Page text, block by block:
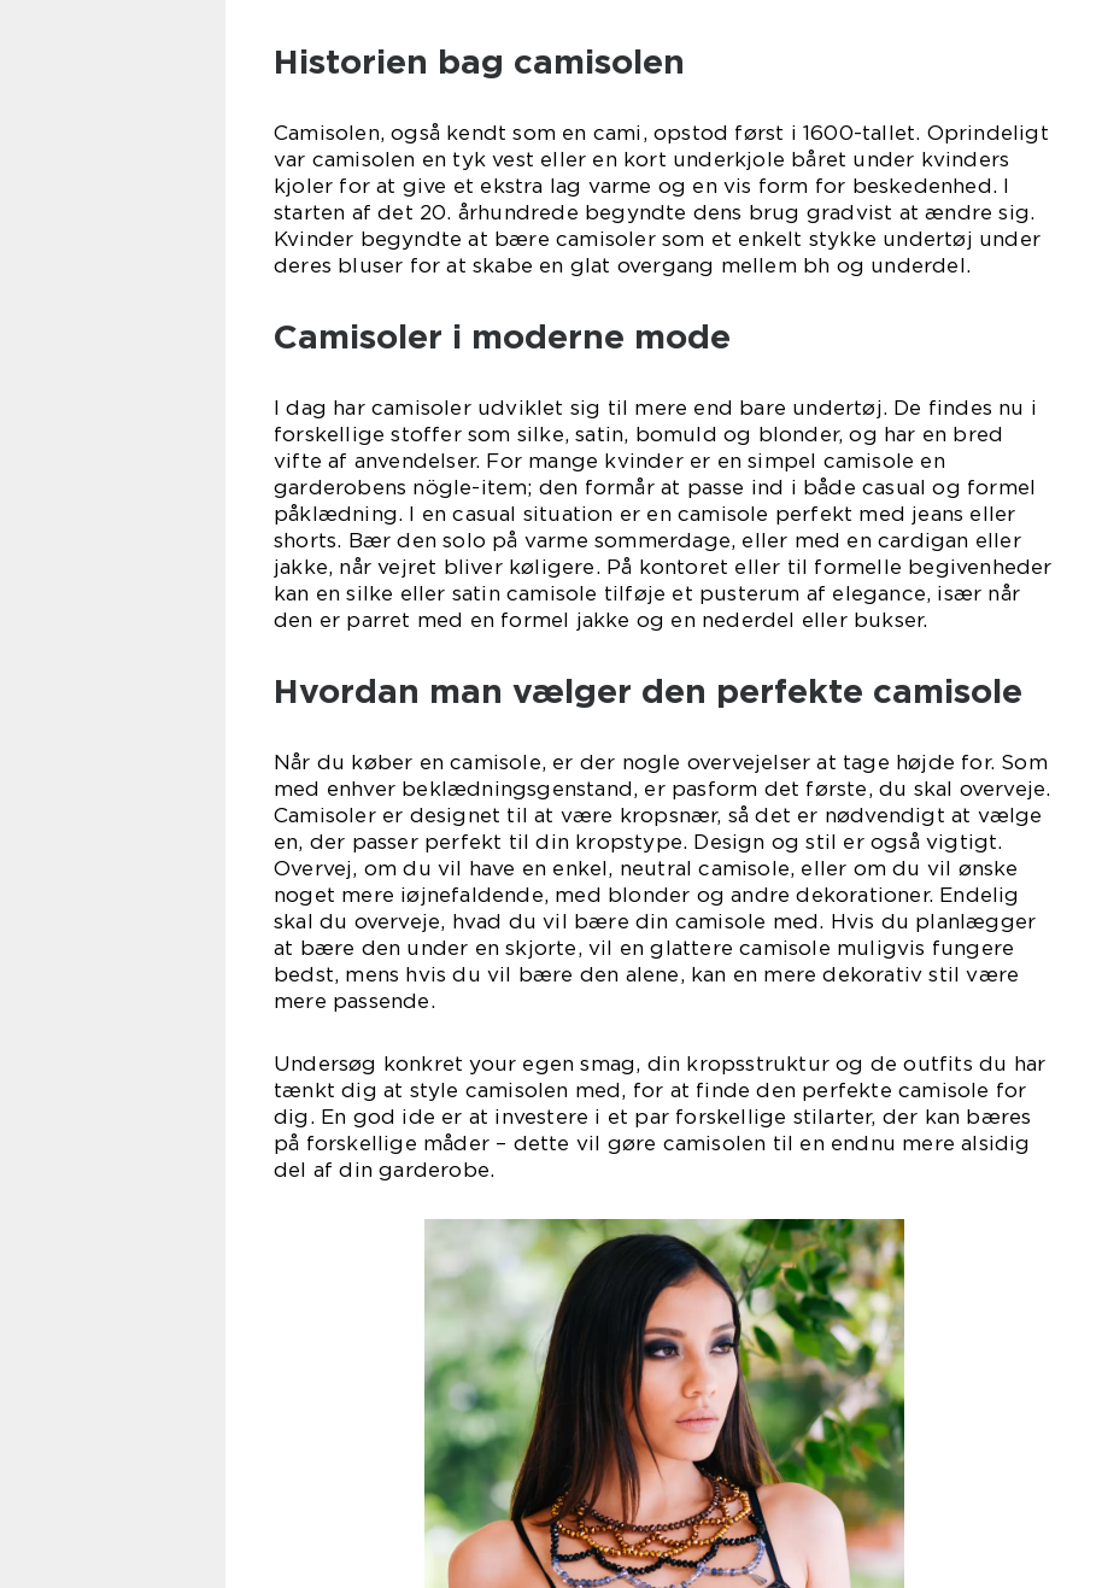
Historien bag camisolen
Camisolen, også kendt som en cami, opstod først i 1600-tallet. Oprindeligt
var camisolen en tyk vest eller en kort underkjole båret under kvinders
kjoler for at give et ekstra lag varme og en vis form for beskedenhed. I
starten af det 20. århundrede begyndte dens brug gradvist at ændre sig.
Kvinder begyndte at bære camisoler som et enkelt stykke undertøj under
deres bluser for at skabe en glat overgang mellem bh og underdel.
Camisoler i moderne mode
I dag har camisoler udviklet sig til mere end bare undertøj. De findes nu i
forskellige stoffer som silke, satin, bomuld og blonder, og har en bred
vifte af anvendelser. For mange kvinder er en simpel camisole en
garderobens nögle-item; den formår at passe ind i både casual og formel
påklædning. I en casual situation er en camisole perfekt med jeans eller
shorts. Bær den solo på varme sommerdage, eller med en cardigan eller
jakke, når vejret bliver køligere. På kontoret eller til formelle begivenheder
kan en silke eller satin camisole tilføje et pusterum af elegance, især når
den er parret med en formel jakke og en nederdel eller bukser.
Hvordan man vælger den perfekte camisole
Når du køber en camisole, er der nogle overvejelser at tage højde for. Som
med enhver beklædningsgenstand, er pasform det første, du skal overveje.
Camisoler er designet til at være kropsnær, så det er nødvendigt at vælge
en, der passer perfekt til din kropstype. Design og stil er også vigtigt.
Overvej, om du vil have en enkel, neutral camisole, eller om du vil ønske
noget mere iøjnefaldende, med blonder og andre dekorationer. Endelig
skal du overveje, hvad du vil bære din camisole med. Hvis du planlægger
at bære den under en skjorte, vil en glattere camisole muligvis fungere
bedst, mens hvis du vil bære den alene, kan en mere dekorativ stil være
mere passende.
Undersøg konkret your egen smag, din kropsstruktur og de outfits du har
tænkt dig at style camisolen med, for at finde den perfekte camisole for
dig. En god ide er at investere i et par forskellige stilarter, der kan bæres
på forskellige måder – dette vil gøre camisolen til en endnu mere alsidig
del af din garderobe.